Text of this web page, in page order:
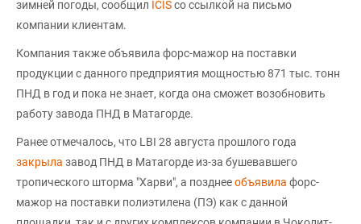
зимней погоды, сообщил ICISсо ссылкой на письмо
компании клиентам.
Компания также объявила форс-мажор на поставки
продукции с данного предприятия мощностью 871 тыс. тонн
ПНД в год и пока не знает, когда она сможет возобновить
работу завода ПНД в Матагорде.
Ранее отмечалось, что LBI 28 августа прошлого года
закрыла завод ПНД в Матагорде из-за бушевавшего
тропического шторма "Харви", а позднееобъявила форс-
мажор на поставки полиэтилена (ПЭ) как с данной